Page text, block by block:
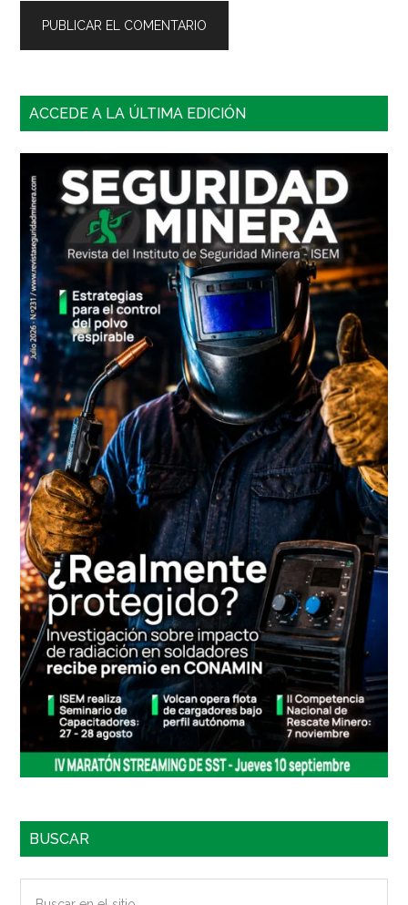
Barra
principal
ACCEDE A LA ÚLTIMA EDICIÓN
BUSCAR